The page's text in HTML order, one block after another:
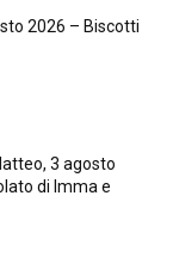
2026 – Biscotti
3 agosto
di Imma e